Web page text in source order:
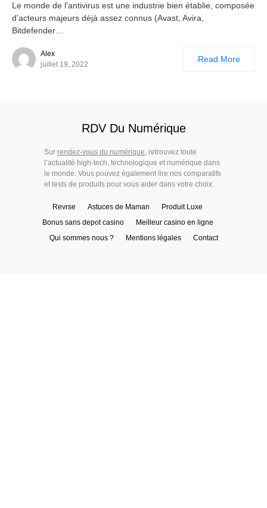
Le monde de l’antivirus est une industrie bien établie, composée
d’acteurs majeurs déjà assez connus (Avast, Avira,
Bitdefender…
Alex
juillet 19, 2022
Read More
RDV Du Numérique
Sur rendez-vous du numérique, retrouvez toute
l’actualité high-tech, technologique et numérique dans
le monde. Vous pouvez également lire nos comparatifs
et tests de produits pour vous aider dans votre choix.
Revrse Astuces de Maman
Produit Luxe
Bonus sans depot casino
Meilleur casino en ligne
Qui sommes nous ?
Mentions légales Contact